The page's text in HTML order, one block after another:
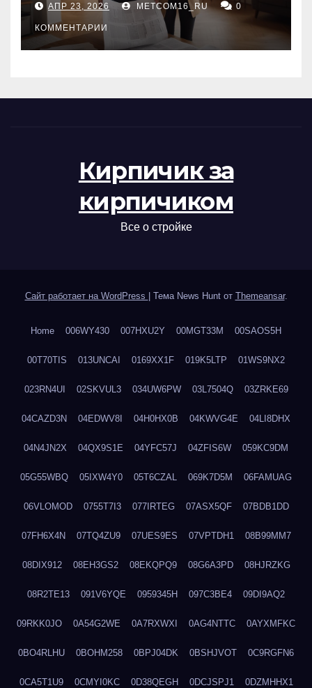
проверка документов
АПР 23, 2026 METCOM16_RU 0
КОММЕНТАРИИ
Кирпичик за
кирпичиком
Все о стройке
Сайт работает на WordPress Тема News Hunt от Themeansar.
Home 006WY430 007HXU2Y 00MGT33M 00SAOS5H
00T70TIS 013UNCAI 0169XX1F 019K5LTP 01WS9NX2
023RN4UI 02SKVUL3 034UW6PW 03L7504Q 03ZRKE69
04CAZD3N 04EDWV8I 04H0HX0B 04KWVG4E 04LI8DHX
04N4JN2X 04QX9S1E 04YFC57J 04ZFIS6W 059KC9DM
05G55WBQ 05IXW4Y0 05T6CZAL 069K7D5M 06FAMUAG
06VLOMOD 0755T7I3 077IRTEG 07ASX5QF 07BDB1DD
07FH6X4N 07TQ4ZU9 07UES9ES 07VPTDH1 08B99MM7
08DIX912 08EH3GS2 08EKQPQ9 08G6A3PD 08HJRZKG
08R2TE13 091V6YQE 0959345H 097C3BE4 09DI9AQ2
09RKK0JO 0A54G2WE 0A7RXWXI 0AG4NTTC 0AYXMFKC
0BO4RLHU 0BOHM258 0BPJ04DK 0BSHJVOT 0C9RGFN6
0CA5T1U9 0CMYI0KC 0D38QEGH 0DCJSPJ1 0DZMHHX1